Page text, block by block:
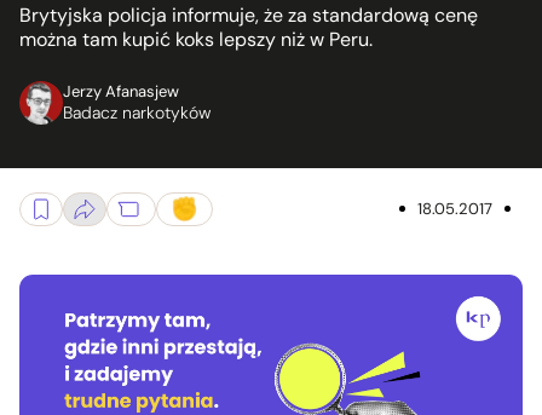
Brytyjska policja informuje, że za standardową cenę
można tam kupić koks lepszy niż w Peru.
Jerzy Afanasjew
Badacz narkotyków
18.05.2017